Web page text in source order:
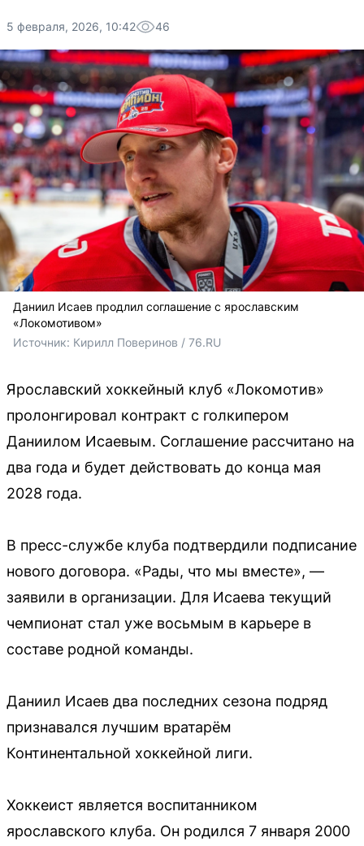
5 февраля, 2026, 10:42 46
Даниил Исаев продлил соглашение с ярославским
«Локомотивом»
Источник: Кирилл Поверинов / 76.RU
Ярославский хоккейный клуб «Локомотив»
пролонгировал контракт с голкипером
Даниилом Исаевым. Соглашение рассчитано на
два года и будет действовать до конца мая
2028 года.
В пресс-службе клуба подтвердили подписание
нового договора. «Рады, что мы вместе», —
заявили в организации. Для Исаева текущий
чемпионат стал уже восьмым в карьере в
составе родной команды.
Даниил Исаев два последних сезона подряд
признавался лучшим вратарём
Континентальной хоккейной лиги.
Хоккеист является воспитанником
ярославского клуба. Он родился 7 января 2000